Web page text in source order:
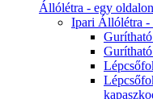
Állólétra - egy
Ipari Állólétra -